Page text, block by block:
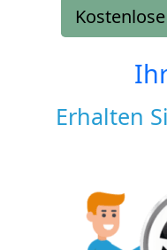
Erhalten